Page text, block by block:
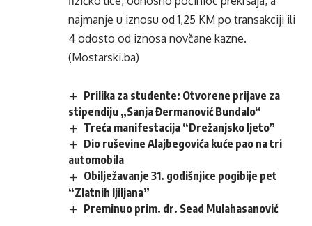
najmanje u iznosu od 1,25 KM po transakciji ili
4 odosto od iznosa novčane kazne.
(Mostarski.ba)
Prilika za studente: Otvorene prijave za
stipendiju „Sanja Đermanović Bundalo“
Treća manifestacija “Drežanjsko ljeto”
Dio ruševine Alajbegovića kuće pao na tri
automobila
Obilježavanje 31. godišnjice pogibije pet
“Zlatnih ljiljana”
Preminuo prim. dr. Sead Mulahasanović